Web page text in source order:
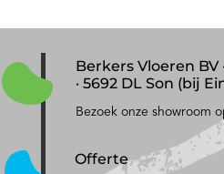
Berkers Vloeren
· 5692 DL Son (bij
Bezoek onze showroom
Offerte